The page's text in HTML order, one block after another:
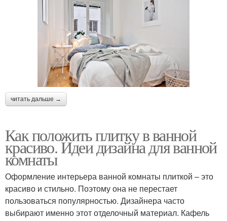
читать дальше →
Как положить плитку в ванной
красиво. Идеи дизайна для ванной
комнаты
Оформление интерьера ванной комнаты плиткой – это
красиво и стильно. Поэтому она не перестает
пользоваться популярностью. Дизайнера часто
выбирают именно этот отделочный материал. Кафель